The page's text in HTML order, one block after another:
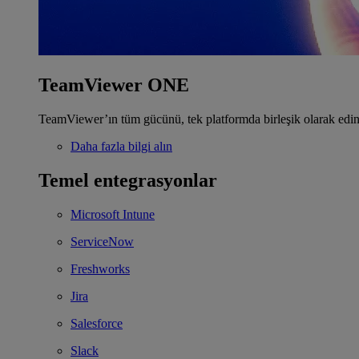
TeamViewer ONE
TeamViewer’ın tüm gücünü, tek platformda birleşik olarak
Daha fazla bilgi alın
Temel entegrasyonlar
Microsoft Intune
ServiceNow
Freshworks
Jira
Salesforce
Slack